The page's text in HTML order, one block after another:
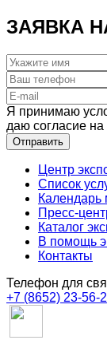
ЗАЯВКА
Я принимаю
даю согласие на
Отправить
Центр
Список
Календарь
Пресс-
Каталог
В помощь
Контакты
Телефон для
+7 (8652) 23-56-